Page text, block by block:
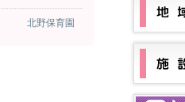
北野保育園